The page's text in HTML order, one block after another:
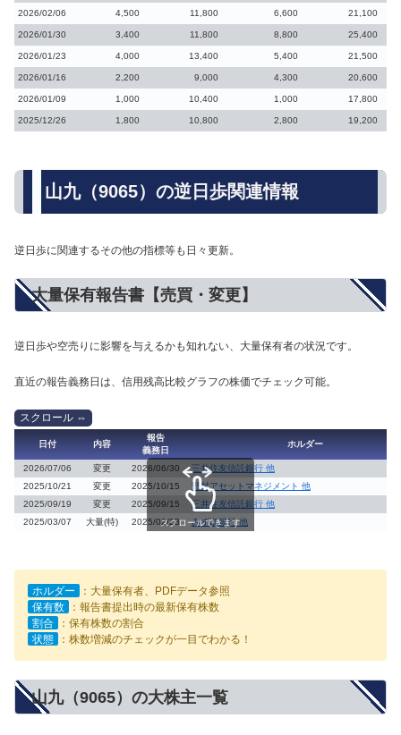
2026/02/06 4,500 11,800 6,600 21,100
2026/01/30 3,400 11,800 8,800 25,400
2026/01/23 4,000 13,400 5,400 21,500
2026/01/16 2,200 9,000 4,300 20,600
2026/01/09 1,000 10,400 1,000 17,800
2025/12/26 1,800 10,800 2,800 19,200
山九（9065）の逆日歩関連情報
逆日歩に関連するその他の指標等も日々更新。
大量保有報告書【売買・変更】
逆日歩や空売りに影響を与えるかも知れない、大量保有者の状況です。
直近の報告義務日は、信用残高比較グラフの株価でチェック可能。
日付 内容
報告
義務日
ホルダー
2026/07/06 変更 2026/06/30
三井住友信託銀行 他
2025/10/21
変更 2025/10/15
野村アセットマネジメント 他
2025/09/19
変更 2025/09/15
三井住友信託銀行 他
2025/03/07
大量(特) 2025/02/28 みずほ銀行 他
スクロールできます
ホルダー
：大量保有者、PDFデータ参照
保有数
：報告書提出時の最新保有株数
割合
：保有株数の割合
状態
：株数増減のチェックが一目でわかる！
山九（9065）の大株主一覧